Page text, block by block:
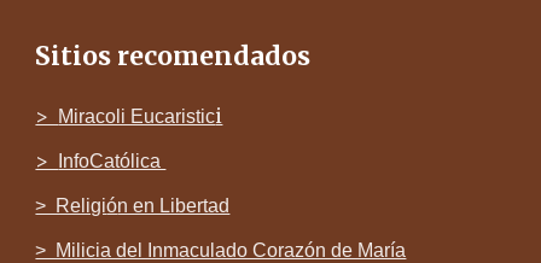
Sitios recomendados
> Miracoli Eucaristici
>
InfoCatólica
> Religión en Libertad
> Milicia del Inmaculado Corazón de María